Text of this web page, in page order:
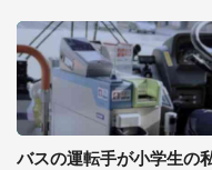
バスの運転手が小学生の